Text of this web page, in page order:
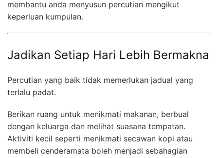
membantu anda menyusun percutian mengikut
keperluan kumpulan.
Jadikan Setiap Hari Lebih Bermakna
Percutian yang baik tidak memerlukan jadual yang
terlalu padat.
Berikan ruang untuk menikmati makanan, berbual
dengan keluarga dan melihat suasana tempatan.
Aktiviti kecil seperti menikmati secawan kopi atau
membeli cenderamata boleh menjadi sebahagian